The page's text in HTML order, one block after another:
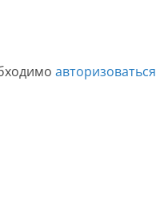
авторизоваться